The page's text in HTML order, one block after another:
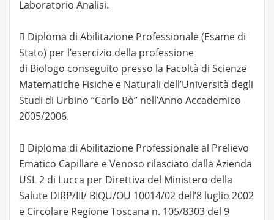
Laboratorio Analisi.
 Diploma di Abilitazione Professionale (Esame di
Stato) per l’esercizio della professione
di Biologo conseguito presso la Facoltà di Scienze
Matematiche Fisiche e Naturali dell’Università degli
Studi di Urbino “Carlo Bò” nell’Anno Accademico
2005/2006.
 Diploma di Abilitazione Professionale al Prelievo
Ematico Capillare e Venoso rilasciato dalla Azienda
USL 2 di Lucca per Direttiva del Ministero della
Salute DIRP/III/ BIQU/OU 10014/02 dell’8 luglio 2002
e Circolare Regione Toscana n. 105/8303 del 9